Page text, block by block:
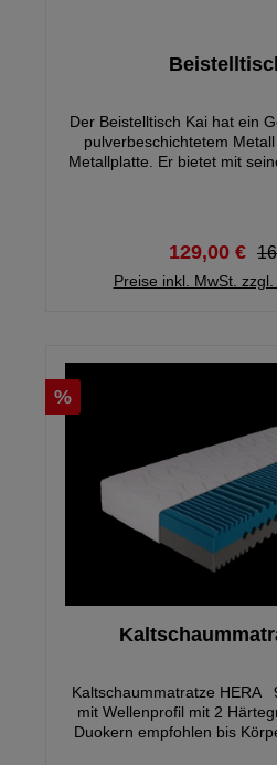
Der Beistelltisch Kai hat ein
pulverbeschichtetem
Metallplatte. Er bietet mit
129,00 €
Preise inkl. MwSt.
%
Kaltschaummatratze HERA
mit Wellenprofil mit 2
Duokern empfohlen bis